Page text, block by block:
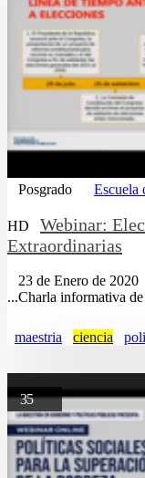
Posgrado Escuela
HD
Webinar:
Extraordinarias
23 de Enero de 2020
...Charla informativa
maestria ciencia
35